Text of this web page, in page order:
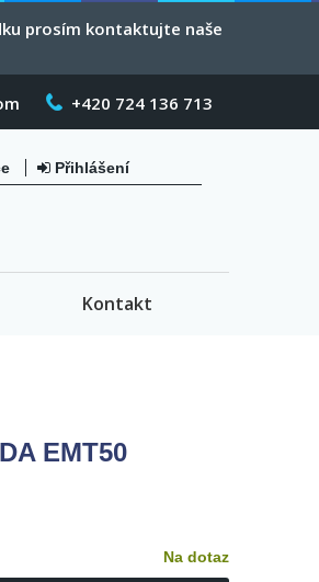
prosím kontaktujte naše
+420 724 136 713
Přihlášení
Kontakt
EMT50
Na dotaz